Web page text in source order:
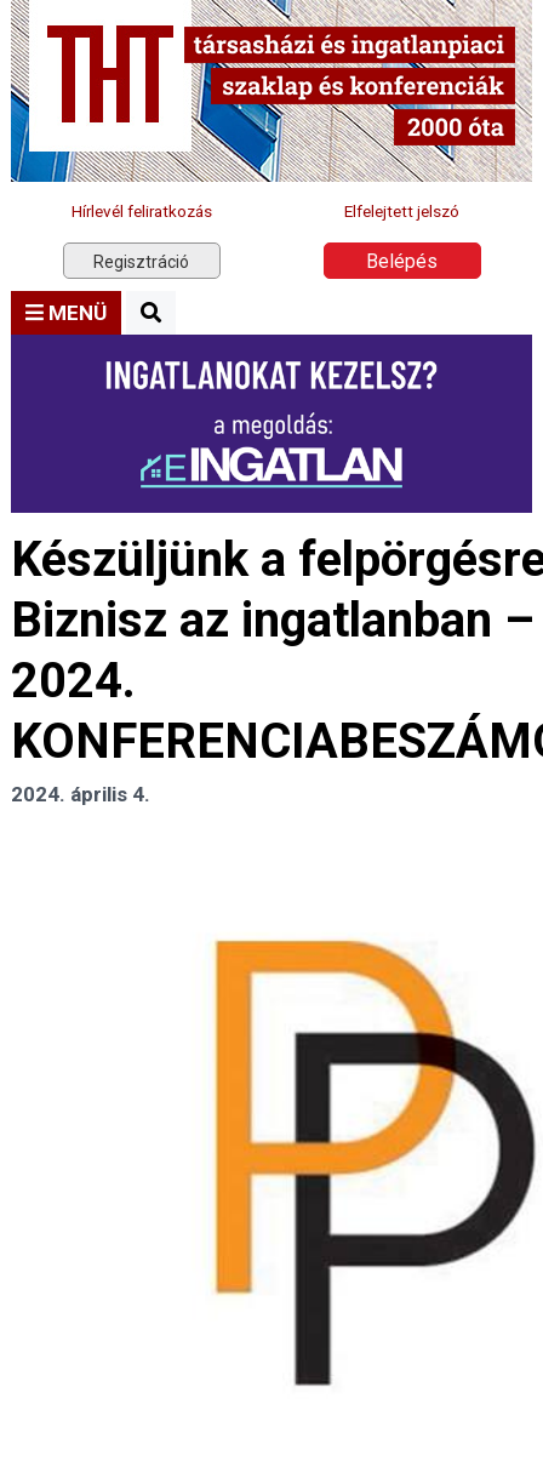
Hírlevél feliratkozás Elfelejtett jelszó
Regisztráció Belépés
MENÜ
Készüljünk a
Biznisz az ingatlanban –
2024.
2024. április 4.